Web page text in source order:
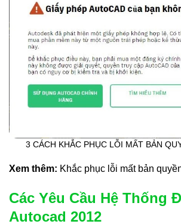
3 CÁCH KHẮC PHỤC LỖI MẤT BẢN
Xem thêm: Khắc phục lỗi mất bản
Các Yêu Cầu Hệ Thống
Autocad 2012